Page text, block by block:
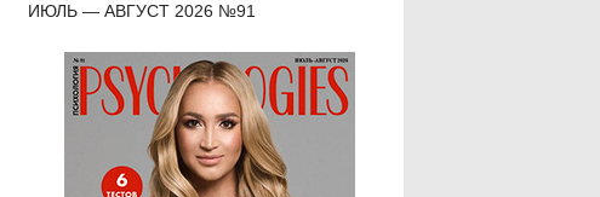
ИЮЛЬ — АВГУСТ 2026 №91